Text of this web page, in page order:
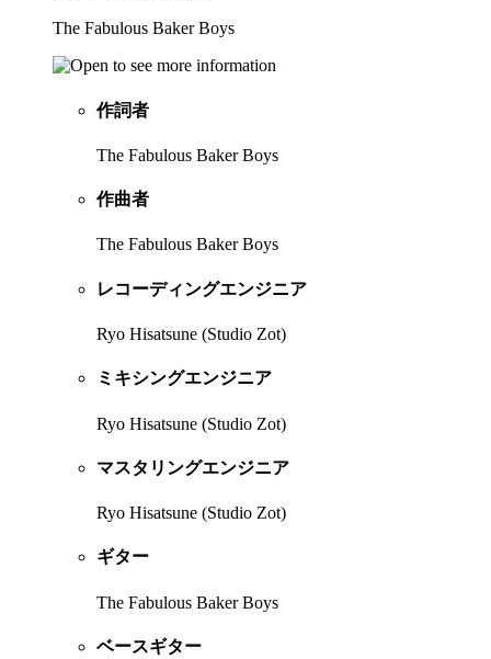
The Fabulous Baker Boys
作詞者
The Fabulous Baker Boys
作曲者
The Fabulous Baker Boys
レコーディングエンジニア
Ryo Hisatsune (Studio Zot)
ミキシングエンジニア
Ryo Hisatsune (Studio Zot)
マスタリングエンジニア
Ryo Hisatsune (Studio Zot)
ギター
The Fabulous Baker Boys
ベースギター